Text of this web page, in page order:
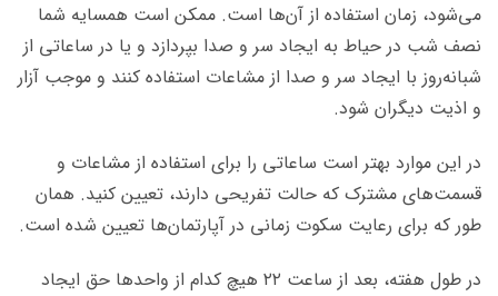
می‌شود، زمان استفاده از آن‌ها است. ممکن است همسایه شما
نصف شب در حیاط به ایجاد سر و صدا بپردازد و یا در ساعاتی از
شبانه‌روز با ایجاد سر و صدا از مشاعات استفاده کنند و موجب آزار
و اذیت دیگران شود.
در این موارد بهتر است ساعاتی را برای استفاده از مشاعات و
قسمت‌های مشترک که حالت تفریحی دارند، تعیین کنید. همان
طور که برای رعایت سکوت زمانی در آپارتمان‌ها تعیین شده است.
در طول هفته، بعد از ساعت ۲۲ هیچ کدام از واحدها حق ایجاد